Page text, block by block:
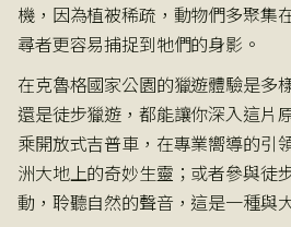
機，因為植被稀疏，動物們多聚集
尋者更容易捕捉到牠們的身影。
在克魯格國家公園的獵遊體驗是多
還是徒步獵遊，都能讓你深入這片
乘開放式吉普車，在專業嚮導的引
洲大地上的奇妙生靈；或者參與徒
動，聆聽自然的聲音，這是一種與